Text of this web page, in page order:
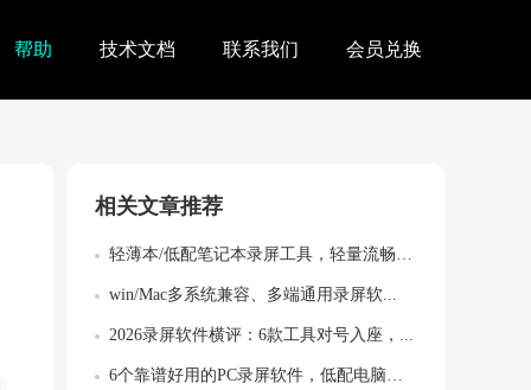
帮助 技术文档 联系我们 会员兑换
相关文章推荐
轻薄本/低配笔记本录屏工具，轻量流畅不卡...
win/Mac多系统兼容、多端通用录屏软...
2026录屏软件横评：6款工具对号入座，...
6个靠谱好用的PC录屏软件，低配电脑运行...